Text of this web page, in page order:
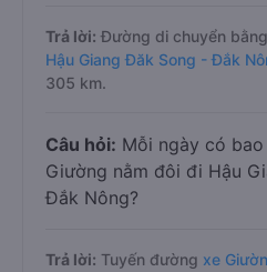
Trả lời: Đường di chuyển bằng
Hậu Giang Đăk Song - Đắk
305 km.
Câu hỏi: Mỗi ngày có
Giường nằm đôi đi Hậu
Đắk Nông?
Trả lời: Tuyến đường xe